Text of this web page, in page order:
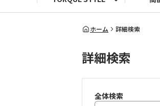
お知らせ
TORQUEニュース
TORQUEフォト
自己紹介しよう
編集部の日常フォト
ホーム 詳細検索
詳細検索
全体検索